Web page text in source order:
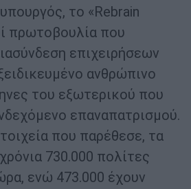
το «Rebrain
πρωτοβουλία που
επιχειρήσεων
ανθρώπινο
του εξωτερικού που
επαναπατρισμού.
που παρέθεσε, τα
730.000 πολίτες
ενώ 473.000 έχουν